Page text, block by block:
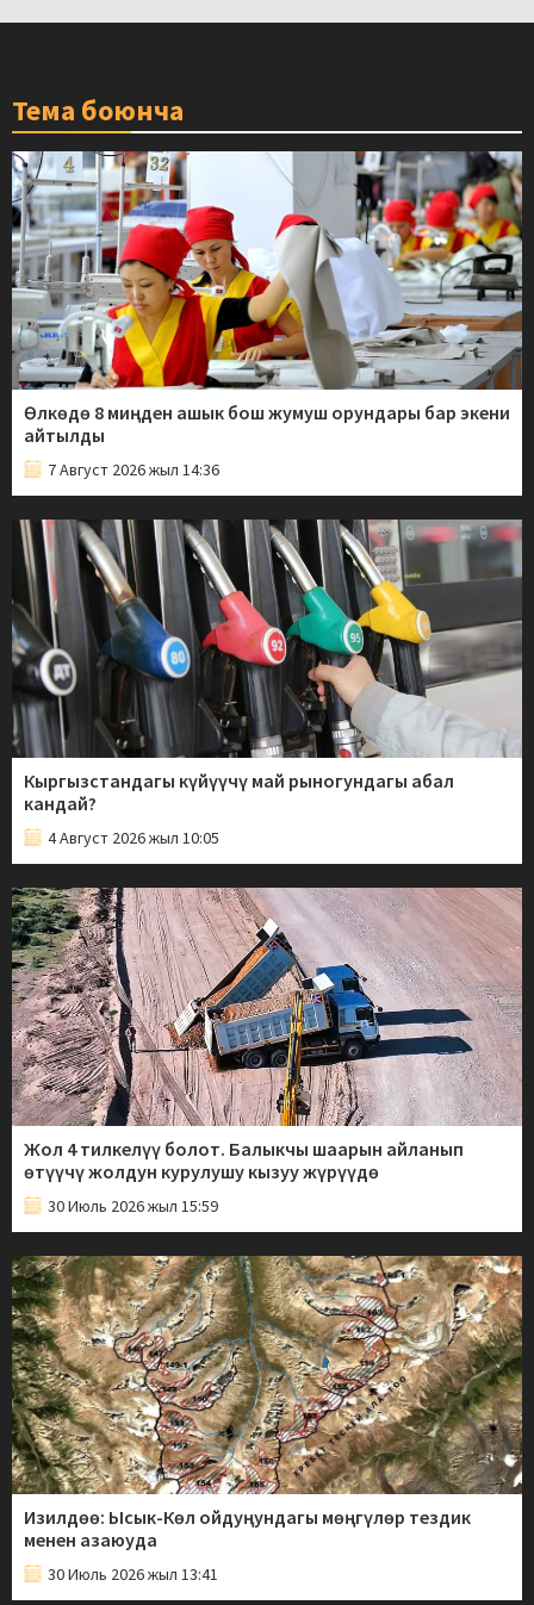
Тема боюнча
Өлкөдө 8 миңден ашык бош жумуш орундары бар экени
айтылды
7 Август 2026 жыл 14:36
Кыргызстандагы күйүүчү май рыногундагы абал
кандай?
4 Август 2026 жыл 10:05
Жол 4 тилкелүү болот. Балыкчы шаарын айланып
өтүүчү жолдун курулушу кызуу жүрүүдө
30 Июль 2026 жыл 15:59
Изилдөө: Ысык-Көл ойдуңундагы мөңгүлөр тездик
менен азаюуда
30 Июль 2026 жыл 13:41